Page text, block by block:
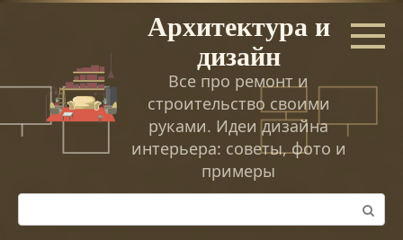
Перейти
Архитектура и
дизайн
Все про ремонт и
строительство своими
руками. Идеи дизайна
интерьера: советы, фото и
примеры
Поиск: